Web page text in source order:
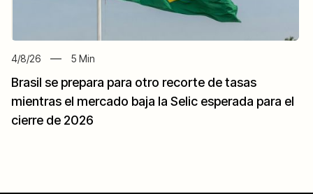
4/8/26 5 Min
Brasil se prepara para otro recorte de tasas
mientras el mercado baja la Selic esperada para el
cierre de 2026